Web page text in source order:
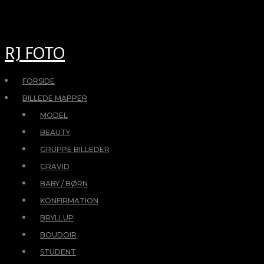
RJ FOTO
FORSIDE
BILLEDE MAPPER
MODEL
BEAUTY
GRUPPE BILLEDER
GRAVID
BABY / BØRN
KONFIRMATION
BRYLLUP
BOUDOIR
STUDENT